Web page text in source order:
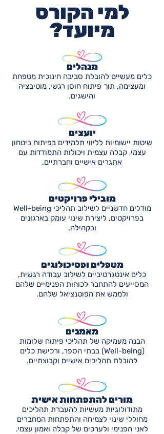
למי הקורס
מיועד?
מנהלים
כלים מעשיים להובלת סביבה חינוכית מטפחת
ומעצימה, תוך פיתוח חוסן רגשי, מוטיבציה
והישגים.
יועצים
​שיטות יישומיות לליווי תלמידים בפיתוח ביטחון
עצמי, קבלה עצמית ויכולות התמודדות עם
אתגרים אישיים וחברתיים.
מובילי פרויקטים
מודלים חדשניים לשילוב תהליכי Well-being
בפרויקטים, ליצירת שינוי עומק בארגונים
ובקהילה.
מטפלים ופסיכולוגים
כלים אינטגרטיביים לשילוב עבודה רגשית,
המסייעים להתחבר לכוחות הפנימיים שלהם
ולממש את הפוטנציאל שלהם.
מאמנים
הבנה מעמיקה של תהליכי פיתוח שלומות
(Well-being) בבתי הספר, ורכישת כלים
להובלת תהליכים אישיים וקבוצתיים.
מורים להתפתחות אישית
​מתודולוגיות מעשיות להעברת תהליכים
מחוללי שינוי לצמיחה והתפתחות המחברים
לאני הפנימי ולערכים של קבלה ואמון עצמי.